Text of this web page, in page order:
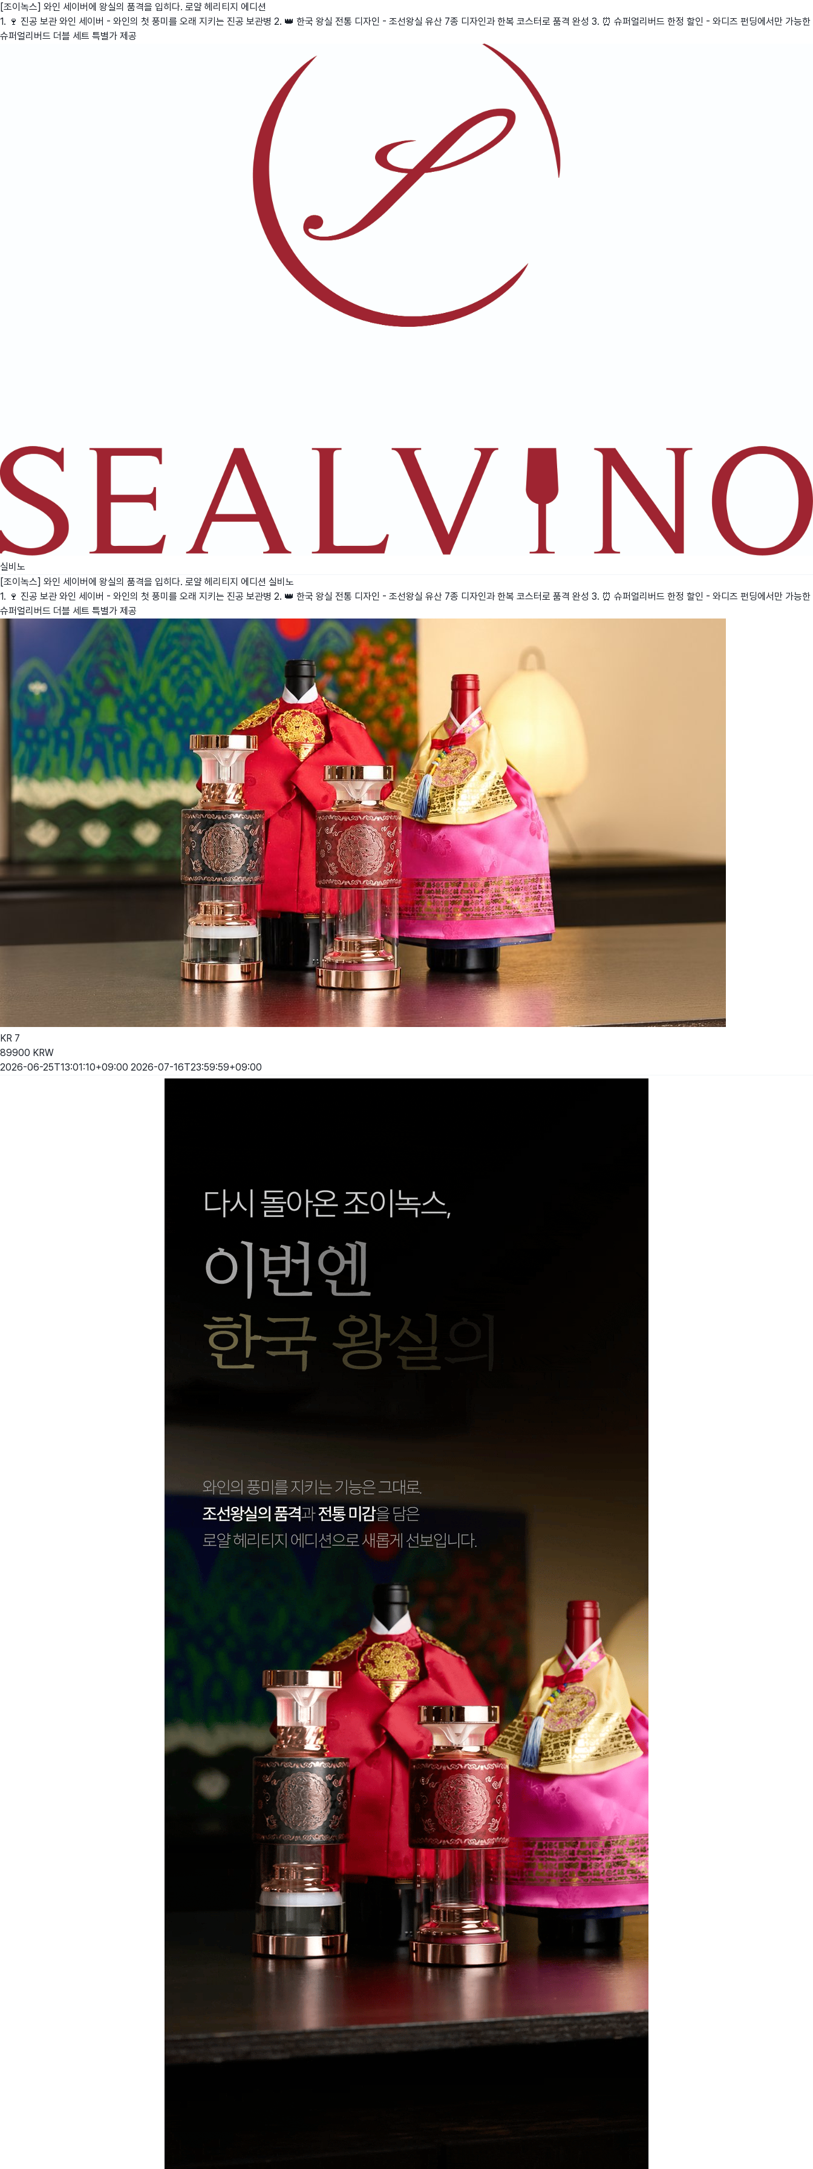
[조이녹스] 와인 세이버에 왕실의 품격을 입히다. 로얄 헤리티지 에디션
1. 🍷 진공 보관 와인 세이버 - 와인의 첫 풍미를 오래 지키는 진공 보관병 2. 👑 한국 왕실 전통 디자인 - 조선왕실 유산 7종 디자인과 한복 코스터로 품격 완성 3. ⏰ 슈퍼얼리버드 한정 할인 - 와디즈 펀딩에서만 가능한
슈퍼얼리버드 더블 세트 특별가 제공
실비노
[조이녹스] 와인 세이버에 왕실의 품격을 입히다. 로얄 헤리티지 에디션 실비노
1. 🍷 진공 보관 와인 세이버 - 와인의 첫 풍미를 오래 지키는 진공 보관병 2. 👑 한국 왕실 전통 디자인 - 조선왕실 유산 7종 디자인과 한복 코스터로 품격 완성 3. ⏰ 슈퍼얼리버드 한정 할인 - 와디즈 펀딩에서만 가능한
슈퍼얼리버드 더블 세트 특별가 제공
KR 7
89900 KRW
2026-06-25T13:01:10+09:00 2026-07-16T23:59:59+09:00